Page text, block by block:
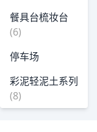
餐具台梳妆台
(6)
停车场
彩泥轻泥土系列
(8)